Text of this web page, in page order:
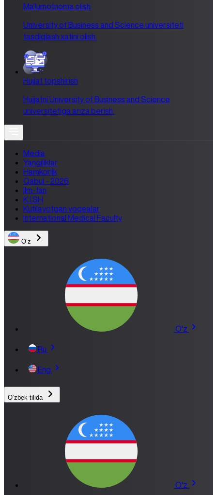
Ma'lumotnoma olish
University of Business and Science universiteti
tasdiqlash xatini olish.
Hujjat topshirish
Hujjatni University of Business and Science
universitetiga ariza berish.
Media
Yangiliklar
Hamkorlik
Qabul - 2026
Ilm-fan
K.I.SH
Kutilayotgan voqealar
International Medical Faculty
Oʻz
O'z
Ru
Eng
Oʻzbek tilida
O'z